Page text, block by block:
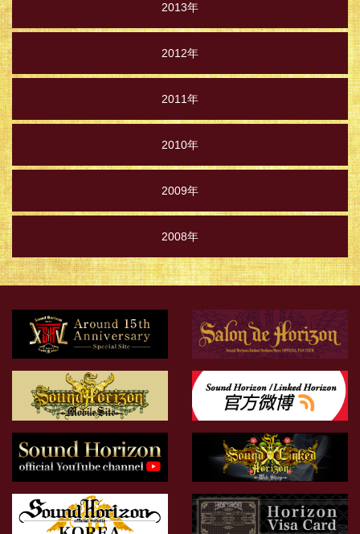
2013年
2012年
2011年
2010年
2009年
2008年